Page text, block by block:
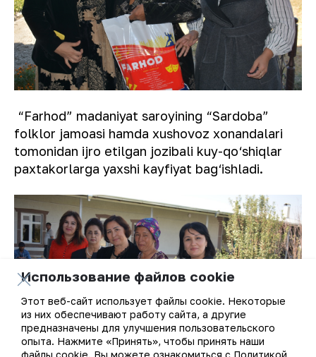
“Farhod” madaniyat saroyining “Sardoba”
folklor jamoasi hamda xushovoz xonandalari
tomonidan ijro etilgan jozibali kuy-qo‘shiqlar
paxtakorlarga yaxshi kayfiyat bag‘ishladi.
Использование файлов cookie
Этот веб-сайт использует файлы cookie. Некоторые
из них обеспечивают работу сайта, а другие
предназначены для улучшения пользовательского
опыта. Нажмите «Принять», чтобы принять наши
файлы cookie. Вы можете ознакомиться с Политикой